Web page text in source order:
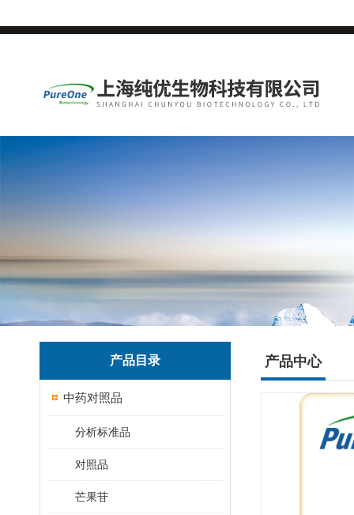
产品目录
中药对照品
分析标准品
对照品
芒果苷
产品中心